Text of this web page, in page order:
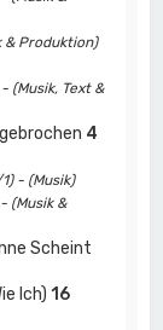
& Produktion)
(Musik, Text &
4
- (Musik)
(Musik &
Scheint
Ich) 16